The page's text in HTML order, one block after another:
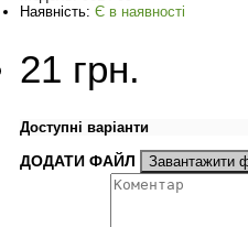
Наявність: Є в наявності
21 грн.
Доступні варіанти
ДОДАТИ ФАЙЛ Завантажити